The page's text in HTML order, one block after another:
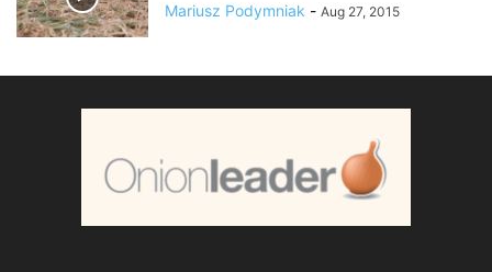
Mariusz Podymniak - Aug 27, 2015